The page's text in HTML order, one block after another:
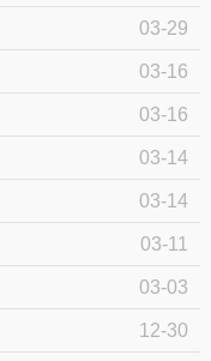
03-29
03-16
03-16
03-14
03-14
03-11
03-03
12-30